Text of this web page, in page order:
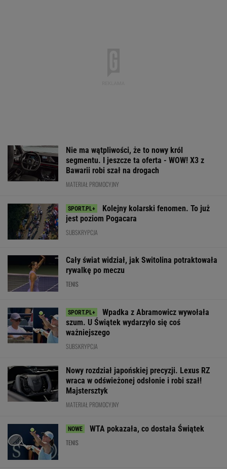
Nie ma wątpliwości, że to nowy król
segmentu. I jeszcze ta oferta - WOW! X3 z
Bawarii robi szał na drogach
MATERIAŁ PROMOCYJNY
Kolejny kolarski fenomen. To już
jest poziom Pogacara
SUBSKRYPCJA
Cały świat widział, jak Switolina potraktowała
rywalkę po meczu
TENIS
Wpadka z Abramowicz wywołała
szum. U Świątek wydarzyło się coś
ważniejszego
SUBSKRYPCJA
Nowy rozdział japońskiej precyzji. Lexus RZ
wraca w odświeżonej odsłonie i robi szał!
Majstersztyk
MATERIAŁ PROMOCYJNY
WTA pokazała, co dostała Świątek
TENIS